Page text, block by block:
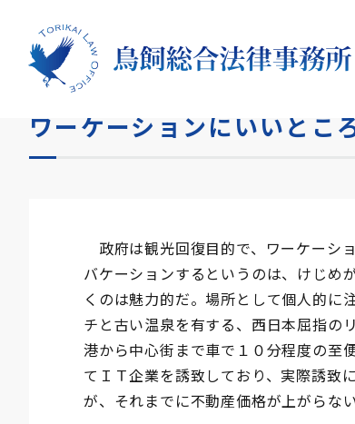
HOME
ワーケーションにいいとこ
政府は観光回復目的で、ワーケーシ
バケーションするというのは、けじめ
くのは魅力的だ。場所として個人的に
チと古い温泉を有する、西日本屈指の
港から中心街まで車で１０分程度の至
てＩＴ企業を誘致しており、実際誘致
が、それまでに不動産価格が上がらな